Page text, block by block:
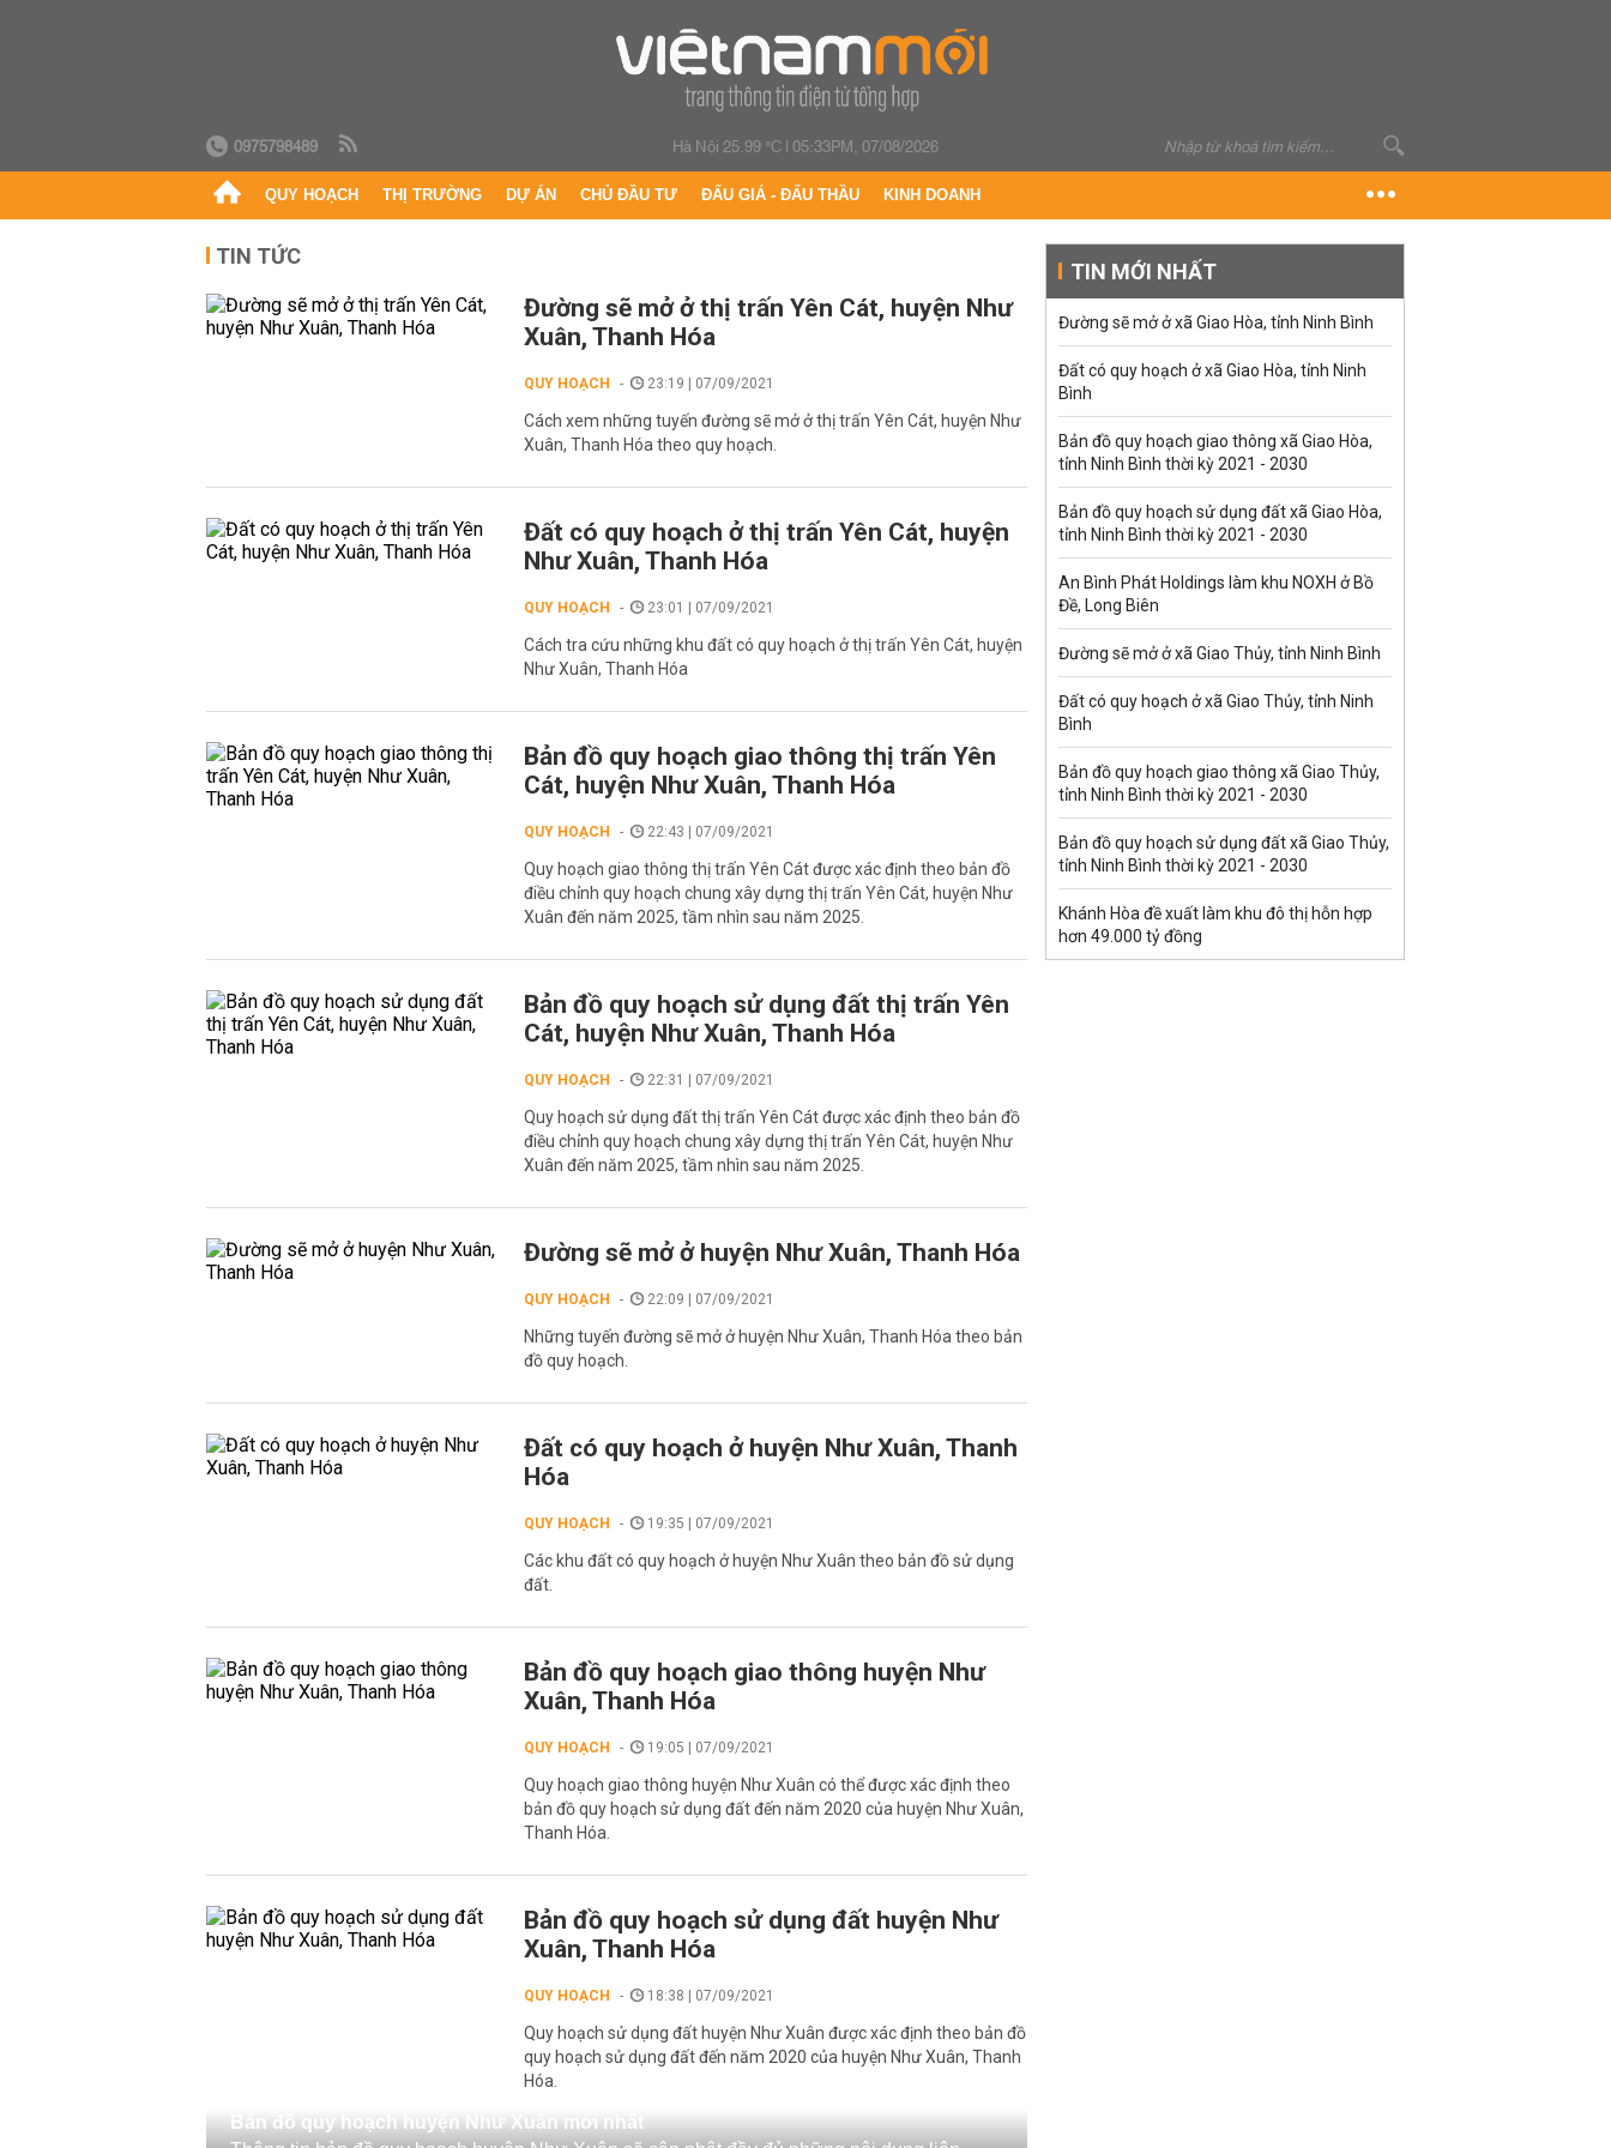
0975798489 Hà Nội 25.99 °C|05:33PM, 07/08/2026
QUY HOẠCH THỊ TRƯỜNG DỰ ÁN CHỦ ĐẦU TƯ ĐẤU GIÁ - ĐẤU THẦU KINH DOANH
TIN TỨC
Đường sẽ mở ở thị trấn Yên Cát, huyện Như
Xuân, Thanh Hóa
QUY HOẠCH 23:19 | 07/09/2021
Cách xem những tuyến đường sẽ mở ở thị trấn Yên Cát, huyện Như
Xuân, Thanh Hóa theo quy hoạch.
Đất có quy hoạch ở thị trấn Yên Cát, huyện
Như Xuân, Thanh Hóa
QUY HOẠCH 23:01 | 07/09/2021
Cách tra cứu những khu đất có quy hoạch ở thị trấn Yên Cát, huyện
Như Xuân, Thanh Hóa
Bản đồ quy hoạch giao thông thị trấn Yên
Cát, huyện Như Xuân, Thanh Hóa
QUY HOẠCH 22:43 | 07/09/2021
Quy hoạch giao thông thị trấn Yên Cát được xác định theo bản đồ
điều chỉnh quy hoạch chung xây dựng thị trấn Yên Cát, huyện Như
Xuân đến năm 2025, tầm nhìn sau năm 2025.
Bản đồ quy hoạch sử dụng đất thị trấn Yên
Cát, huyện Như Xuân, Thanh Hóa
QUY HOẠCH 22:31 | 07/09/2021
Quy hoạch sử dụng đất thị trấn Yên Cát được xác định theo bản đồ
điều chỉnh quy hoạch chung xây dựng thị trấn Yên Cát, huyện Như
Xuân đến năm 2025, tầm nhìn sau năm 2025.
Đường sẽ mở ở huyện Như Xuân, Thanh Hóa
QUY HOẠCH 22:09 | 07/09/2021
Những tuyến đường sẽ mở ở huyện Như Xuân, Thanh Hóa theo bản
đồ quy hoạch.
Đất có quy hoạch ở huyện Như Xuân, Thanh
Hóa
QUY HOẠCH 19:35 | 07/09/2021
Các khu đất có quy hoạch ở huyện Như Xuân theo bản đồ sử dụng
đất.
Bản đồ quy hoạch giao thông huyện Như
Xuân, Thanh Hóa
QUY HOẠCH 19:05 | 07/09/2021
Quy hoạch giao thông huyện Như Xuân có thể được xác định theo
bản đồ quy hoạch sử dụng đất đến năm 2020 của huyện Như Xuân,
Thanh Hóa.
Bản đồ quy hoạch sử dụng đất huyện Như
Xuân, Thanh Hóa
QUY HOẠCH 18:38 | 07/09/2021
Quy hoạch sử dụng đất huyện Như Xuân được xác định theo bản đồ
quy hoạch sử dụng đất đến năm 2020 của huyện Như Xuân, Thanh
Hóa.
Bản đồ quy hoạch huyện Như Xuân mới nhất
TIN MỚI NHẤT
Đường sẽ mở ở xã Giao Hòa, tỉnh Ninh Bình
Đất có quy hoạch ở xã Giao Hòa, tỉnh Ninh
Bình
Bản đồ quy hoạch giao thông xã Giao Hòa,
tỉnh Ninh Bình thời kỳ 2021 - 2030
Bản đồ quy hoạch sử dụng đất xã Giao Hòa,
tỉnh Ninh Bình thời kỳ 2021 - 2030
An Bình Phát Holdings làm khu NOXH ở Bồ
Đề, Long Biên
Đường sẽ mở ở xã Giao Thủy, tỉnh Ninh Bình
Đất có quy hoạch ở xã Giao Thủy, tỉnh Ninh
Bình
Bản đồ quy hoạch giao thông xã Giao Thủy,
tỉnh Ninh Bình thời kỳ 2021 - 2030
Bản đồ quy hoạch sử dụng đất xã Giao Thủy,
tỉnh Ninh Bình thời kỳ 2021 - 2030
Khánh Hòa đề xuất làm khu đô thị hỗn hợp
hơn 49.000 tỷ đồng